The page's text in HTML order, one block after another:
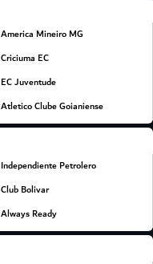
America Mineiro MG
Criciuma EC
EC Juventude
Atletico Clube Goianiense
Independiente Petrolero
Club Bolivar
Always Ready